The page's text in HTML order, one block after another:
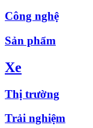
Công nghệ
Sản phẩm
Xe
Thị trường
Trải nghiệm